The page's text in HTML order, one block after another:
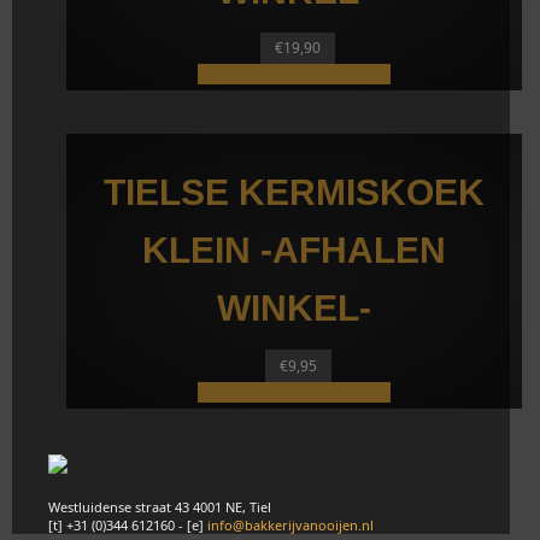
€19,90
TIELSE KERMISKOEK
KLEIN -AFHALEN
WINKEL-
€9,95
Westluidense straat 43 4001 NE, Tiel
[t] +31 (0)344 612160 - [e] info@bakkerijvanooijen.nl